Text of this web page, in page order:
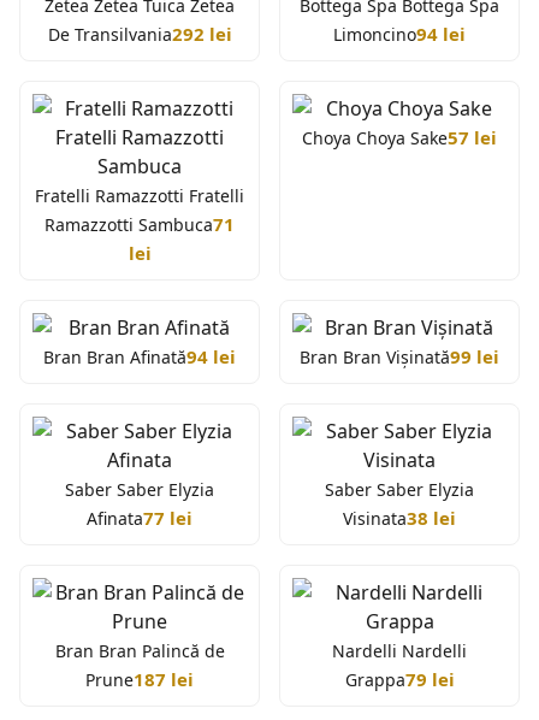
Zetea Zetea Tuica Zetea
De Transilvania292 lei
Bottega Spa Bottega Spa
Limoncino94 lei
Fratelli Ramazzotti Fratelli
Ramazzotti Sambuca71
lei
Choya Choya Sake57 lei
Bran Bran Afinată94 lei Bran Bran Vișinată99 lei
Saber Saber Elyzia
Afinata77 lei
Saber Saber Elyzia
Visinata38 lei
Bran Bran Palincă de
Prune187 lei
Nardelli Nardelli
Grappa79 lei